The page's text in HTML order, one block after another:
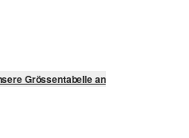
Grössentabelle an